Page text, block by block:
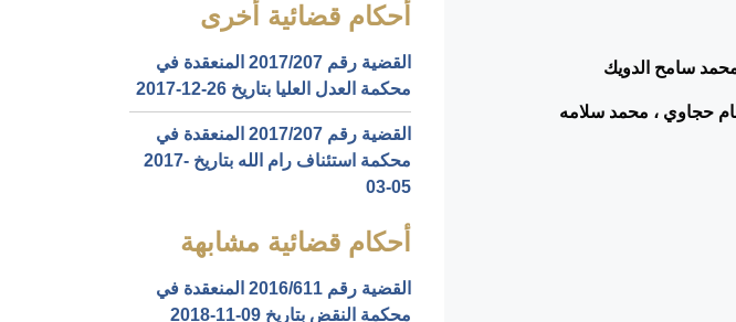
محمد سامح الدويك
حجاوي ، محمد سلامه
أحكام قضائية أخرى
القضية رقم ‎207‏/‎2017‏ المنعقدة في
محكمة العدل العليا بتاريخ ‎2017-12-26‏
القضية رقم ‎207‏/‎2017‏ المنعقدة في
محكمة استئناف رام الله بتاريخ ‎2017-
03-05‏
أحكام قضائية مشابهة
القضية رقم ‎611‏/‎2016‏ المنعقدة في
محكمة النقض بتاريخ ‎2018-11-09‏